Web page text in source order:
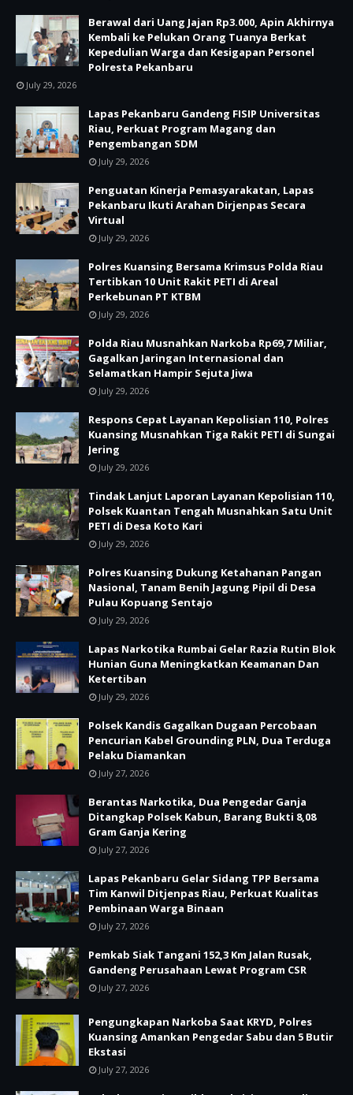
Berawal dari Uang Jajan Rp3.000, Apin Akhirnya
Kembali ke Pelukan Orang Tuanya Berkat
Kepedulian Warga dan Kesigapan Personel
Polresta Pekanbaru
July 29, 2026
Lapas Pekanbaru Gandeng FISIP Universitas
Riau, Perkuat Program Magang dan
Pengembangan SDM
July 29, 2026
Penguatan Kinerja Pemasyarakatan, Lapas
Pekanbaru Ikuti Arahan Dirjenpas Secara
Virtual
July 29, 2026
Polres Kuansing Bersama Krimsus Polda Riau
Tertibkan 10 Unit Rakit PETI di Areal
Perkebunan PT KTBM
July 29, 2026
Polda Riau Musnahkan Narkoba Rp69,7 Miliar,
Gagalkan Jaringan Internasional dan
Selamatkan Hampir Sejuta Jiwa
July 29, 2026
Respons Cepat Layanan Kepolisian 110, Polres
Kuansing Musnahkan Tiga Rakit PETI di Sungai
Jering
July 29, 2026
Tindak Lanjut Laporan Layanan Kepolisian 110,
Polsek Kuantan Tengah Musnahkan Satu Unit
PETI di Desa Koto Kari
July 29, 2026
Polres Kuansing Dukung Ketahanan Pangan
Nasional, Tanam Benih Jagung Pipil di Desa
Pulau Kopuang Sentajo
July 29, 2026
Lapas Narkotika Rumbai Gelar Razia Rutin Blok
Hunian Guna Meningkatkan Keamanan Dan
Ketertiban
July 29, 2026
Polsek Kandis Gagalkan Dugaan Percobaan
Pencurian Kabel Grounding PLN, Dua Terduga
Pelaku Diamankan
July 27, 2026
Berantas Narkotika, Dua Pengedar Ganja
Ditangkap Polsek Kabun, Barang Bukti 8,08
Gram Ganja Kering
July 27, 2026
Lapas Pekanbaru Gelar Sidang TPP Bersama
Tim Kanwil Ditjenpas Riau, Perkuat Kualitas
Pembinaan Warga Binaan
July 27, 2026
Pemkab Siak Tangani 152,3 Km Jalan Rusak,
Gandeng Perusahaan Lewat Program CSR
July 27, 2026
Pengungkapan Narkoba Saat KRYD, Polres
Kuansing Amankan Pengedar Sabu dan 5 Butir
Ekstasi
July 27, 2026